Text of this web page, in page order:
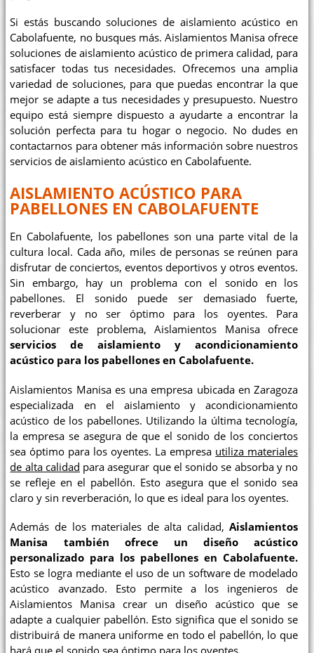
Si estás buscando soluciones de aislamiento acústico en
Cabolafuente, no busques más. Aislamientos Manisa ofrece
soluciones de aislamiento acústico de primera calidad, para
satisfacer todas tus necesidades. Ofrecemos una amplia
variedad de soluciones, para que puedas encontrar la que
mejor se adapte a tus necesidades y presupuesto. Nuestro
equipo está siempre dispuesto a ayudarte a encontrar la
solución perfecta para tu hogar o negocio. No dudes en
contactarnos para obtener más información sobre nuestros
servicios de aislamiento acústico en Cabolafuente.
AISLAMIENTO ACÚSTICO PARA
PABELLONES EN CABOLAFUENTE
En Cabolafuente, los pabellones son una parte vital de la
cultura local. Cada año, miles de personas se reúnen para
disfrutar de conciertos, eventos deportivos y otros eventos.
Sin embargo, hay un problema con el sonido en los
pabellones. El sonido puede ser demasiado fuerte,
reverberar y no ser óptimo para los oyentes. Para
solucionar este problema, Aislamientos Manisa ofrece
servicios de aislamiento y acondicionamiento
acústico para los pabellones en Cabolafuente.
Aislamientos Manisa es una empresa ubicada en Zaragoza
especializada en el aislamiento y acondicionamiento
acústico de los pabellones. Utilizando la última tecnología,
la empresa se asegura de que el sonido de los conciertos
sea óptimo para los oyentes. La empresa utiliza materiales
de alta calidad para asegurar que el sonido se absorba y no
se refleje en el pabellón. Esto asegura que el sonido sea
claro y sin reverberación, lo que es ideal para los oyentes.
Además de los materiales de alta calidad,Aislamientos
Manisa también ofrece un diseño acústico
personalizado para los pabellones en Cabolafuente.
Esto se logra mediante el uso de un software de modelado
acústico avanzado. Esto permite a los ingenieros de
Aislamientos Manisa crear un diseño acústico que se
adapte a cualquier pabellón. Esto significa que el sonido se
distribuirá de manera uniforme en todo el pabellón, lo que